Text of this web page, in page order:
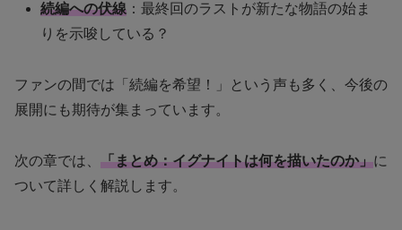
続編への伏線 ：最終回のラストが新たな物語の始ま
りを示唆している？
ファンの間では「続編を希望！」という声も多く、今後の
展開にも期待が集まっています。
次の章では、 「まとめ：イグナイトは何を描いたのか」に
ついて詳しく解説します。